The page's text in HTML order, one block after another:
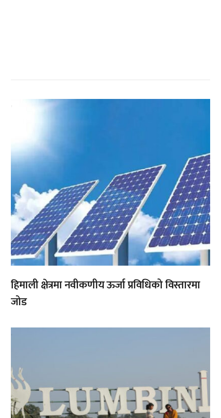
,
हिमाली क्षेत्रमा नवीकणीय ऊर्जा प्रविधिको विस्तारमा
जोड